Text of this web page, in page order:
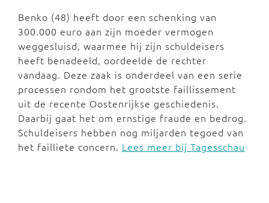
Benko (48) heeft door een schenking van
300.000 euro aan zijn moeder vermogen
weggesluisd, waarmee hij zijn schuldeisers
heeft benadeeld, oordeelde de rechter
vandaag. Deze zaak is onderdeel van een serie
processen rondom het grootste faillissement
uit de recente Oostenrijkse geschiedenis.
Daarbij gaat het om ernstige fraude en bedrog.
Schuldeisers hebben nog miljarden tegoed van
het failliete concern. Lees meer bij Tagesschau